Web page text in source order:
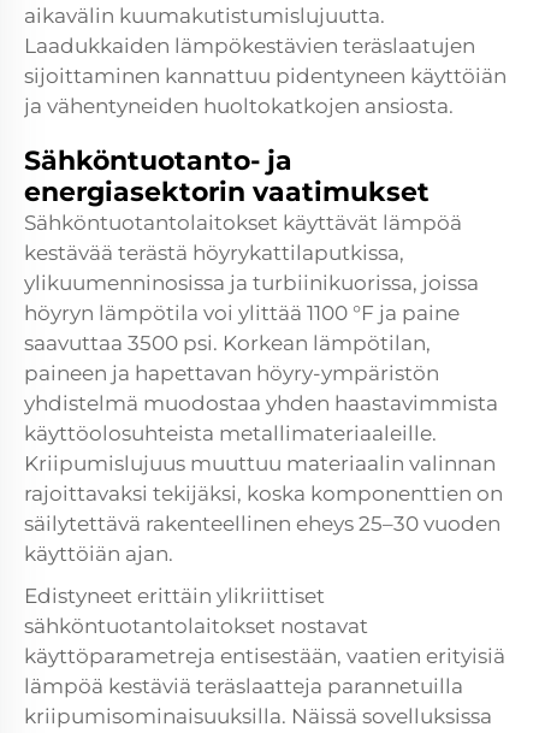
aikavälin kuumakutistumislujuutta.
Laadukkaiden lämpökestävien teräslaatujen
sijoittaminen kannattuu pidentyneen käyttöiän
ja vähentyneiden huoltokatkojen ansiosta.
Sähköntuotanto- ja
energiasektorin vaatimukset
Sähköntuotantolaitokset käyttävät lämpöä
kestävää terästä höyrykattilaputkissa,
ylikuumenninosissa ja turbiinikuorissa, joissa
höyryn lämpötila voi ylittää 1100 °F ja paine
saavuttaa 3500 psi. Korkean lämpötilan,
paineen ja hapettavan höyry-ympäristön
yhdistelmä muodostaa yhden haastavimmista
käyttöolosuhteista metallimateriaaleille.
Kriipumislujuus muuttuu materiaalin valinnan
rajoittavaksi tekijäksi, koska komponenttien on
säilytettävä rakenteellinen eheys 25–30 vuoden
käyttöiän ajan.
Edistyneet erittäin ylikriittiset
sähköntuotantolaitokset nostavat
käyttöparametreja entisestään, vaatien erityisiä
lämpöä kestäviä teräslaatteja parannetuilla
kriipumisominaisuuksilla. Näissä sovelluksissa